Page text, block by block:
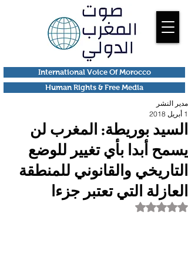
Human Rights & Free Media
International Voice Of Morocco
السيد بوريطة: المغرب لن
يسمح أبدا بأي تغيير للوضع
التاريخي والقانوني للمنطقة
العازلة التي تعتبر جزءا
مدير النشر
1 أبريل 2018
تم التقييم بـ ليس رقمًا من أصل 5 نجوم.